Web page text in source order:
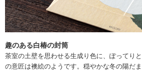
趣のある白椿の封筒
茶室の土壁を思わせる生成り色に、ぽってり
の意匠は襖絵のようです。穏やかな冬の陽だ